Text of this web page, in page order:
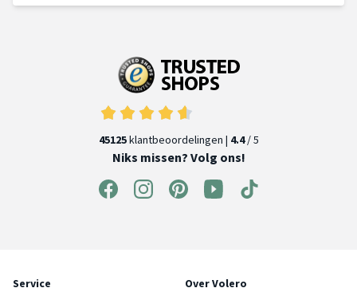
45125klantbeoordelingen | 4.4/ 5
Niks missen? Volg ons!
Service Over Volero